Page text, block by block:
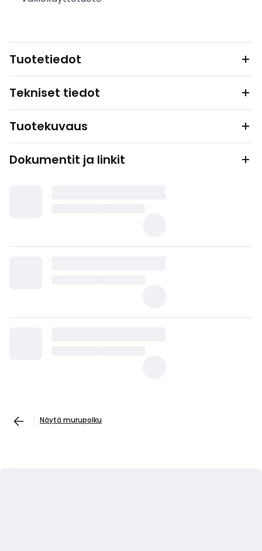
Tuotetiedot
Tekniset tiedot
Tuotekuvaus
Dokumentit ja linkit
Näytä murupolku